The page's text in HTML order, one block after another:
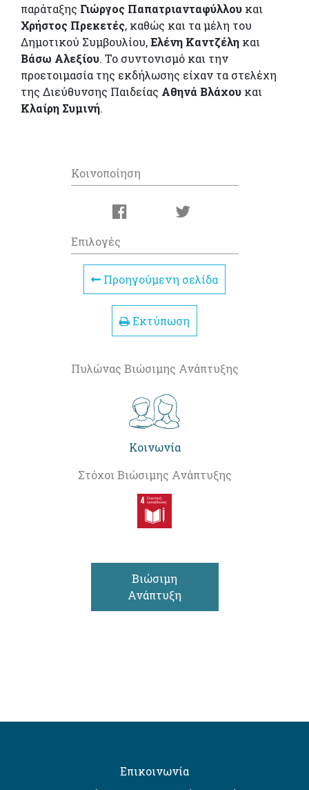
παράταξης Γιώργος Παπατριανταφύλλου και
Χρήστος Πρεκετές, καθώς και τα μέλη του
Δημοτικού Συμβουλίου,Ελένη Καντζέλη και
Βάσω Αλεξίου. Το συντονισμό και την
προετοιμασία της εκδήλωσης είχαν τα στελέχη
της Διεύθυνσης Παιδείας Αθηνά Βλάχου και
Κλαίρη Συμινή.
Κοινοποίηση
Επιλογές
Προηγούμενη σελίδα
Εκτύπωση
Πυλώνας Βιώσιμης Ανάπτυξης
Κοινωνία
Στόχοι Βιώσιμης Ανάπτυξης
Βιώσιμη
Ανάπτυξη
Επικοινωνία